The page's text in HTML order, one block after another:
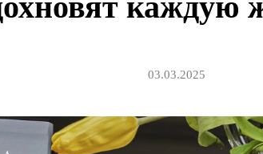
03.03.2025